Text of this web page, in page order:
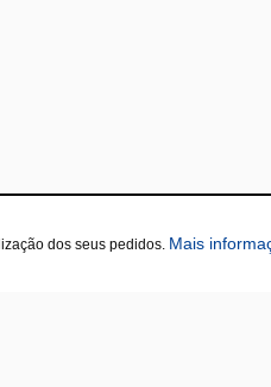
dos seus pedidos. Mais